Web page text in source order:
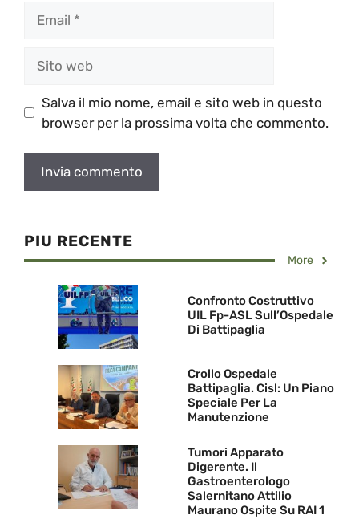
web
Salva il mio nome, email e sito web in questo
browser per la prossima volta che commento.
PIU RECENTE
More
Confronto Costruttivo
UIL Fp-ASL Sull’Ospedale
Di Battipaglia
Crollo Ospedale
Battipaglia. Cisl: Un Piano
Speciale Per La
Manutenzione
Tumori Apparato
Digerente. Il
Gastroenterologo
Salernitano Attilio
Maurano Ospite Su RAI 1